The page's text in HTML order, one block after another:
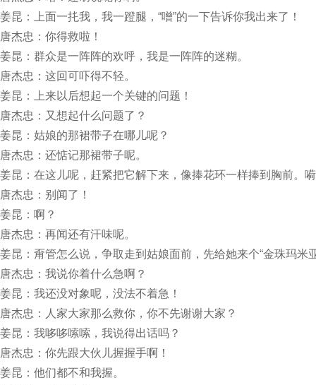
姜昆：上面一扥我，我一蹬腿，“噌”的一下告诉你我出来了！
唐杰忠：你得救啦！
姜昆：群众是一阵阵的欢呼，我是一阵阵的迷糊。
唐杰忠：这回可吓得不轻。
姜昆：上来以后想起一个关键的问题！
唐杰忠：又想起什么问题了？
姜昆：姑娘的那裙带子在哪儿呢？
唐杰忠：还惦记那裙带子呢。
姜昆：在这儿呢，赶紧把它解下来，像捧花环一样捧到胸前
唐杰忠：别闻了！
姜昆：啊？
唐杰忠：再闻还有汗味呢。
姜昆：甭管怎么说，争取走到姑娘面前，先给她来个“金珠玛米
唐杰忠：我说你着什么急啊？
姜昆：我还没对象呢，没法不着急！
唐杰忠：人家大家那么救你，你不先谢谢大家？
姜昆：我哆哆嗦嗦，我说得出话吗？
唐杰忠：你先跟大伙儿握握手啊！
姜昆：他们都不和我握。